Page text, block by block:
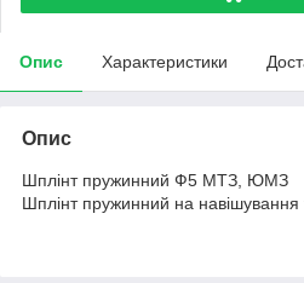
Опис Характеристики
Опис
Шплінт пружинний Ф5 МТЗ, ЮМЗ
Шплінт пружинний на